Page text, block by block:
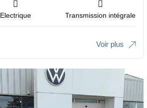
Electrique Transmission intégrale
Voir plus